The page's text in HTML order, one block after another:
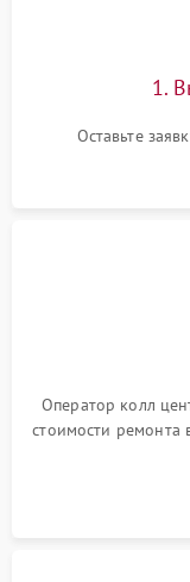
1.
Оставьте
Оператор колл
стоимости ремонта